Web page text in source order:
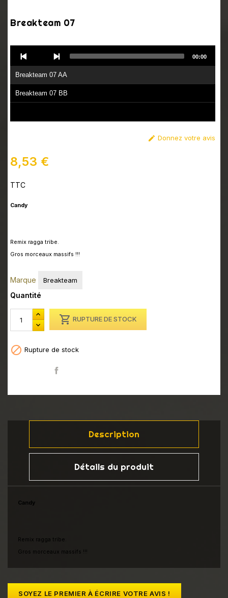
Breakteam 07
Player
Breakteam 07 AA
Breakteam 07 BB
00:00
 Donnez votre avis
8,53 €
TTC
Candy
Remix ragga tribe.
Gros morceaux massifs !!!
Marque Breakteam
Quantité
 RUPTURE DE STOCK
 Rupture de stock
Description
Détails du produit
Candy
Remix ragga tribe.
Gros morceaux massifs !!!
SOYEZ LE PREMIER À ÉCRIRE VOTRE AVIS !